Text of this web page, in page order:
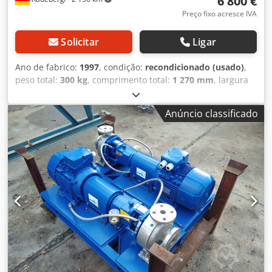
Preço fixo acresce IVA
Solicitar Ligar
Ano de fabrico: 1997, condição: recondicionado (usado),
peso total: 300 kg, comprimento total: 1 270 mm, largura
570 mm
de voluta em construção processual 1 unidade totalmente
revisada, com rolamentos da bomba e do motor novos.
Vedação mecânica revisada por empresa especializada.
Todas as gaxetas/vedações substituídas. Vazão: 6 m³/h
Altura de elevação: 25 m Rotação da bomba: 1440 rpm
Vedação do eixo: vedação mecânica de ação dupla
Fabricante: Burgmann HRZ 13754-00 SIC/SIC/-CAR/SIC-
VITON Tipo de rotor: rotor fechado de dois canais Diâmetro
do rotor: 277 mm Tipo de rolamento: rolamento de rolos
Lado do rotor: 1x NU411 Lado de acionamento: 2x 7311
Tipo de lubrificação do lado de acionamento: óleo
Monitoramento do lubrificante: regulador de nível de óleo
Materiais: Carcaça da bomba: aço duplex Noridur 1.4593
Anúncio classificado